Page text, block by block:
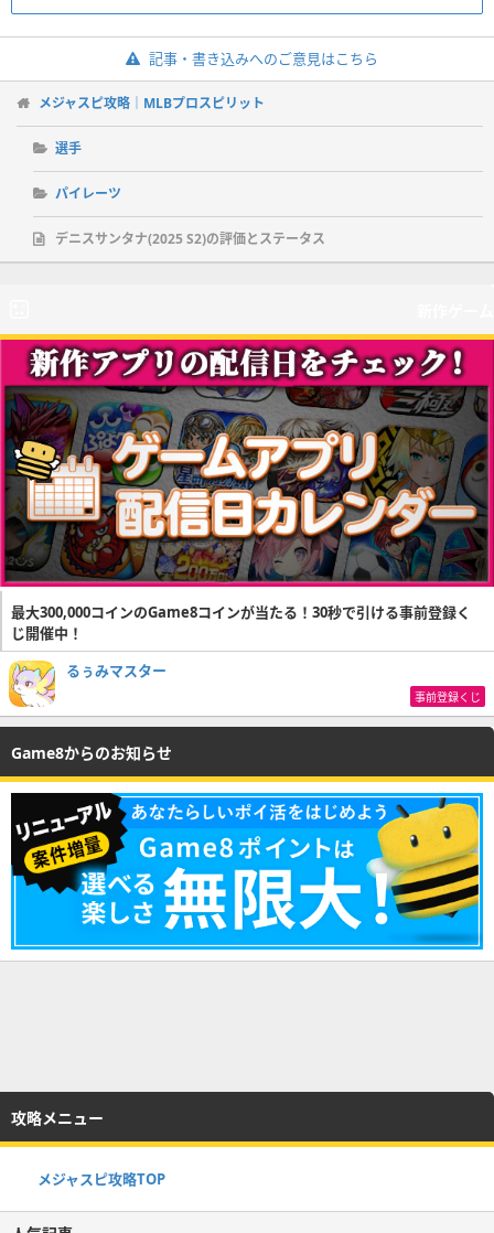
記事・書き込みへのご意見はこちら
メジャスピ攻略｜MLBプロスピリット
選手
パイレーツ
デニスサンタナ(2025 S2)の評価とステータス
最大300,000コインのGame8コインが当たる！30秒で引ける事前登録く
じ開催中！
るぅみマスター
事前登録くじ
Game8からのお知らせ
攻略メニュー
メジャスピ攻略TOP